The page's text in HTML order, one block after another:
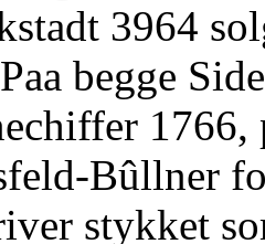
3964
begge
1766,
Bûllner
stykket